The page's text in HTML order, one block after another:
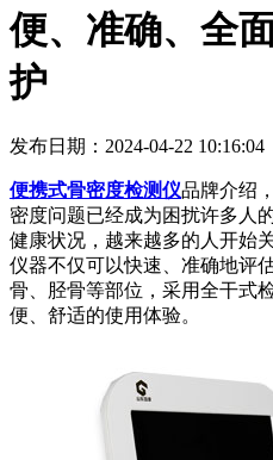
便、准确、全
护
发布日期：2024-04-22
便携式骨密度检测仪品牌介绍
密度问题已经成为困扰许多人
健康状况，越来越多的人开始
仪器不仅可以快速、准确地评
骨、胫骨等部位，采用全干式
便、舒适的使用体验。